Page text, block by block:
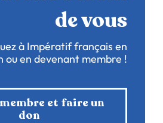
de vous
à Impératif français en
ou en devenant membre !
et faire un
don